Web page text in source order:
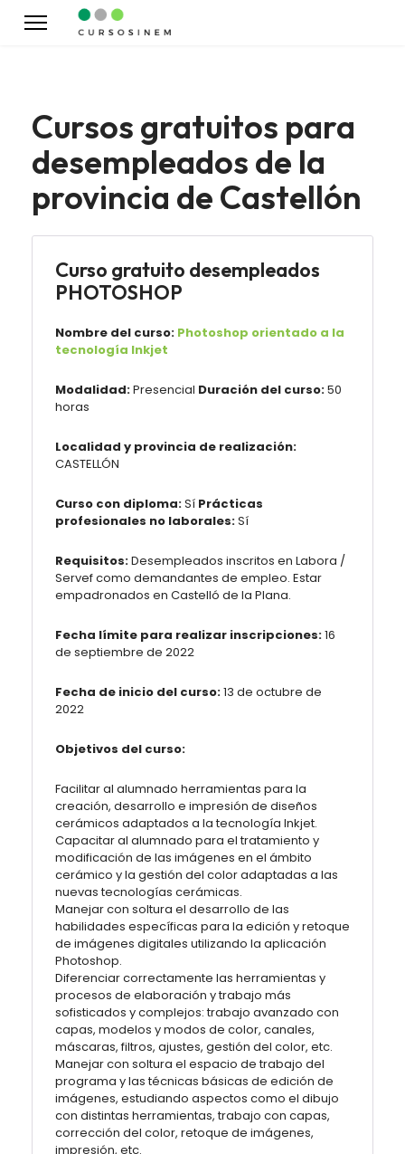
Cursos gratuitos para
desempleados de la
provincia de Castellón
Curso gratuito desempleados
PHOTOSHOP
Nombre del curso: Photoshop orientado a la
tecnología Inkjet
Modalidad:Presencial Duración del curso:50
horas
Localidad y provincia de realización:
CASTELLÓN
Curso con diploma:Sí Prácticas
profesionales no laborales:Sí
Requisitos:Desempleados inscritos en Labora /
Servef como demandantes de empleo. Estar
empadronados en Castelló de la Plana.
Fecha límite para realizar inscripciones:16
de septiembre de 2022
Fecha de inicio del curso:13 de octubre de
2022
Objetivos del curso:
Facilitar al alumnado herramientas para la
creación, desarrollo e impresión de diseños
cerámicos adaptados a la tecnología Inkjet.
Capacitar al alumnado para el tratamiento y
modificación de las imágenes en el ámbito
cerámico y la gestión del color adaptadas a las
nuevas tecnologías cerámicas.
Manejar con soltura el desarrollo de las
habilidades específicas para la edición y retoque
de imágenes digitales utilizando la aplicación
Photoshop.
Diferenciar correctamente las herramientas y
procesos de elaboración y trabajo más
sofisticados y complejos: trabajo avanzado con
capas, modelos y modos de color, canales,
máscaras, filtros, ajustes, gestión del color, etc.
Manejar con soltura el espacio de trabajo del
programa y las técnicas básicas de edición de
imágenes, estudiando aspectos como el dibujo
con distintas herramientas, trabajo con capas,
corrección del color, retoque de imágenes,
impresión, etc.